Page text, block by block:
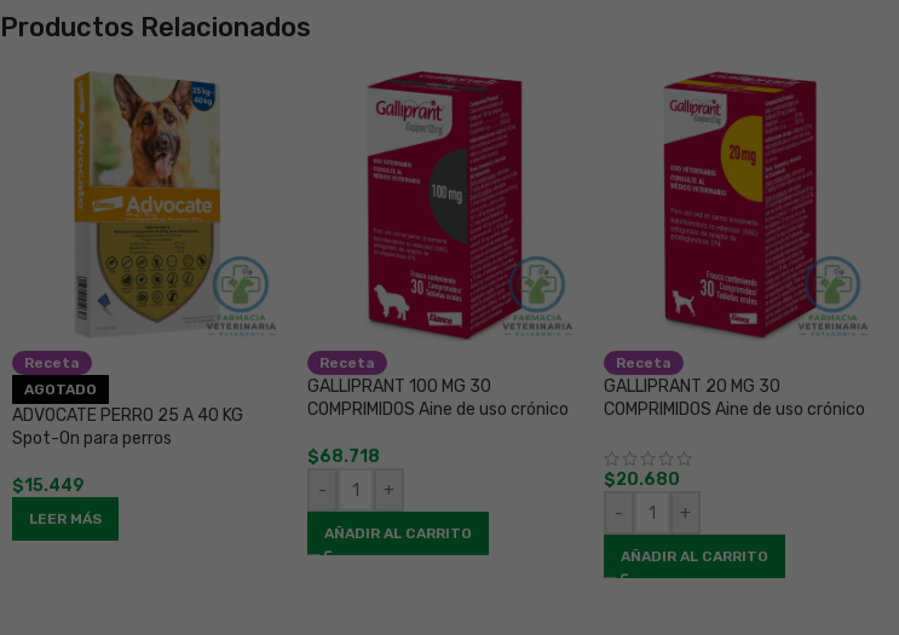
Productos Relacionados
Receta
AGOTADO
ADVOCATE PERRO 25 A 40 KG
Spot-On para perros
$15.449
LEER MÁS
Receta
GALLIPRANT 100 MG 30
COMPRIMIDOS Aine de uso crónico
$68.718
-
+
AÑADIR AL CARRITO
Receta
GALLIPRANT 20 MG 30
COMPRIMIDOS Aine de uso crónico
$20.680
-
+
AÑADIR AL CARRITO